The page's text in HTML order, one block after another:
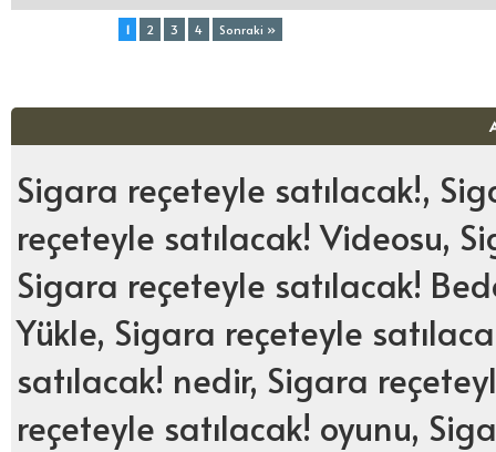
1 2 3 4 Sonraki »
Sigara reçeteyle satılacak!,
reçeteyle satılacak! Videosu,
Sigara reçeteyle satılacak!
Yükle, Sigara reçeteyle
satılacak! nedir, Sigara
reçeteyle satılacak! oyunu,